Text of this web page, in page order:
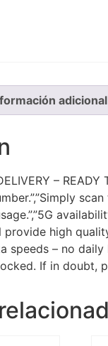
adicional
–
provide high
speeds – no
If in doubt,